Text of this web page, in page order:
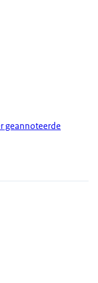
geannoteerde